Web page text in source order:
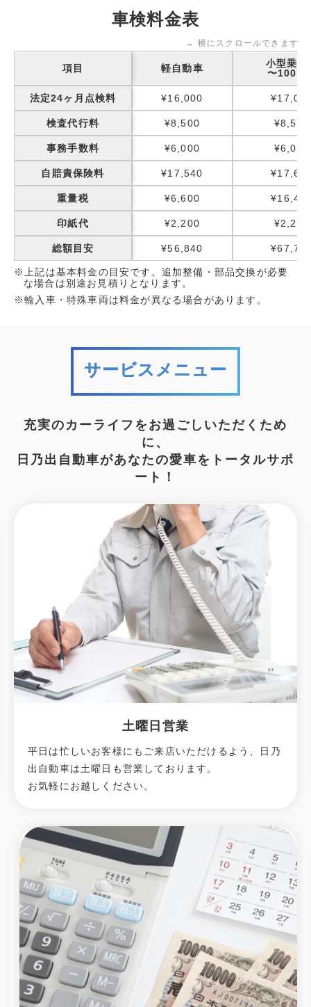
車検料金表
→ 横にスクロールできます
項目 軽自動車
小型乗用
〜
法定24ヶ月点検料 ¥16,000
検査代行料 ¥8,500 ¥8,500
事務手数料 ¥6,000 ¥6,000
自賠責保険料 ¥17,540
重量税 ¥6,600
印紙代 ¥2,200 ¥2,200
総額目安 ¥56,840
※上記は基本料金の目安です。追加整備・部品交換が必要
な場合は別途お見積りとなります。
※輸入車・特殊車両は料金が異なる場合があります。
サービスメニュー
充実のカーライフをお過ごしいただくため
に、
日乃出自動車があなたの愛車をトータルサポ
ート！
土曜日営業
平日は忙しいお客様にもご来店いただけるよう、日乃
出自動車は土曜日も営業しております。
お気軽にお越しください。